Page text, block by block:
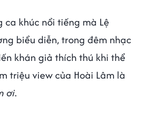
ca khúc nổi tiếng mà Lệ
biểu diễn, trong đêm nhạc
khán giả thích thú khi thể
triệu view của Hoài Lâm là
ơi.